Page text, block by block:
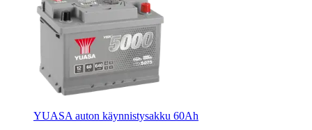
YUASA auton käynnistysakku 60Ah